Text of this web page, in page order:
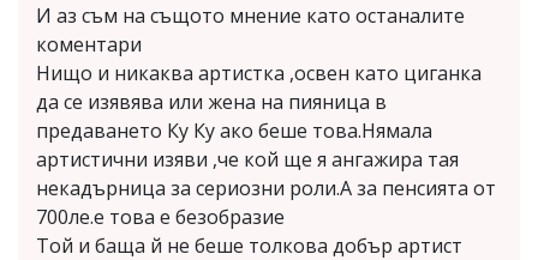
И аз съм на същото мнение като останалите
коментари
Нищо и никаква артистка ,освен като циганка
да се изявява или жена на пияница в
предаването Ку Ку ако беше това.Нямала
артистични изяви ,че кой ще я ангажира тая
некадърница за сериозни роли.А за пенсията от
700ле.е това е безобразие
Той и баща й не беше толкова добър артист